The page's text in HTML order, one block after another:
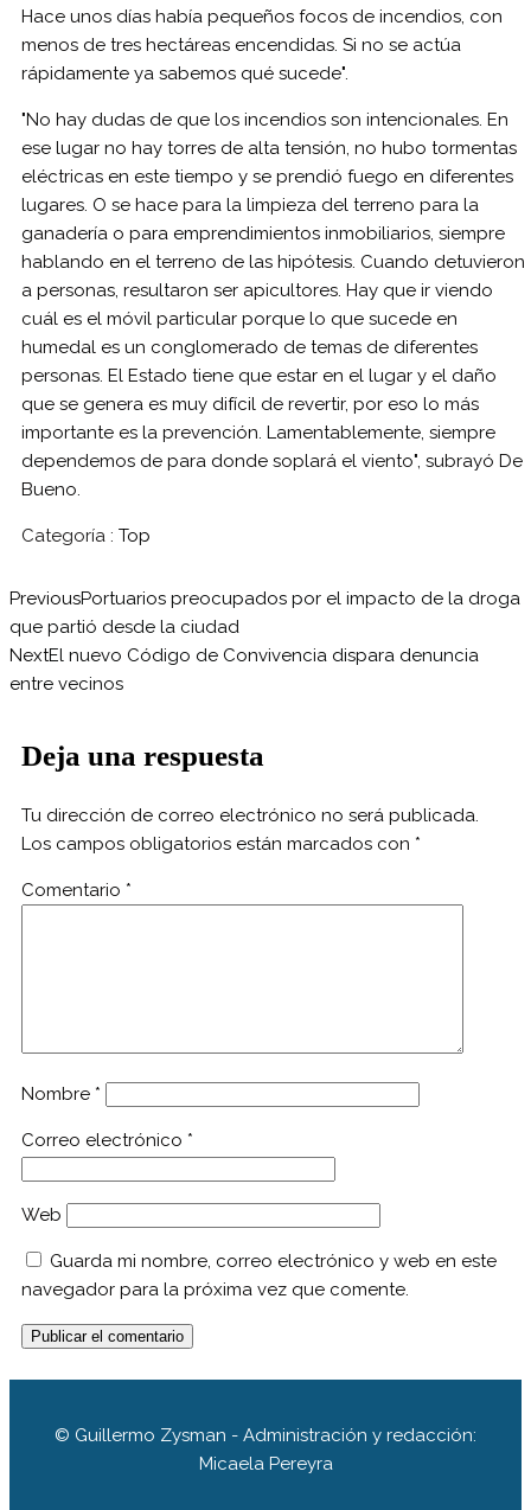
Hace unos días había pequeños focos de incendios, con
menos de tres hectáreas encendidas. Si no se actúa
rápidamente ya sabemos qué sucede".
"No hay dudas de que los incendios son intencionales. En
ese lugar no hay torres de alta tensión, no hubo tormentas
eléctricas en este tiempo y se prendió fuego en diferentes
lugares. O se hace para la limpieza del terreno para la
ganadería o para emprendimientos inmobiliarios, siempre
hablando en el terreno de las hipótesis. Cuando detuvieron
a personas, resultaron ser apicultores. Hay que ir viendo
cuál es el móvil particular porque lo que sucede en
humedal es un conglomerado de temas de diferentes
personas. El Estado tiene que estar en el lugar y el daño
que se genera es muy difícil de revertir, por eso lo más
importante es la prevención. Lamentablemente, siempre
dependemos de para donde soplará el viento", subrayó De
Bueno.
Categoría : Top
PreviousPortuarios preocupados por el impacto de la droga
que partió desde la ciudad
NextEl nuevo Código de Convivencia dispara denuncia
entre vecinos
Deja una respuesta
Tu dirección de correo electrónico no será publicada.
Los campos obligatorios están marcados con *
Comentario *
Nombre *
Correo electrónico *
Web
Guarda mi nombre, correo electrónico y web en este
navegador para la próxima vez que comente.
© Guillermo Zysman - Administración y redacción:
Micaela Pereyra